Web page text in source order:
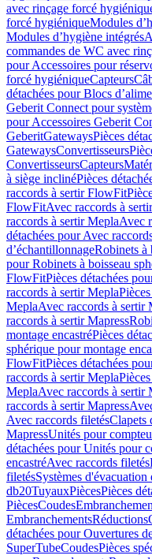
avec rinçage forcé
forcé hygiéniqueModules
Modules d’hygiène intégrés
commandes de WC avec
pour Accessoires pour
forcé hygiéniqueCapteurs
détachées pour Blocs
Geberit Connect pour
pour Accessoires Geberit
GeberitGatewaysPièces
GatewaysConvertisseurs
ConvertisseursCapteurs
à siège inclinéPièces
raccords à sertir FlowFit
FlowFitAvec raccords à
raccords à sertir MeplaAvec
détachées pour Avec
d’échantillonnageRobinets à
pour Robinets à boisseau
FlowFitPièces détachées
raccords à sertir Mepla
MeplaAvec raccords à sertir
raccords à sertir Mapress
montage encastréPièces
sphérique pour montage
FlowFitPièces détachées
raccords à sertir Mepla
MeplaAvec raccords à sertir
raccords à sertir Mapress
Avec raccords filetésClapets
MapressUnités pour
détachées pour Unités pour
encastréAvec raccords filetés
filetésSystèmes d'évacuation
db20TuyauxPiècesPièces
PiècesCoudes
EmbranchementsRéductions
détachées pour Ouvertures
SuperTubeCoudesPièces